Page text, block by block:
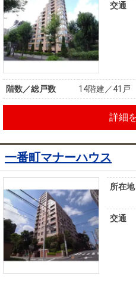
交通
階数／総戸数 14階建／41戸
詳細
一番町マナーハウス
所在地
交通